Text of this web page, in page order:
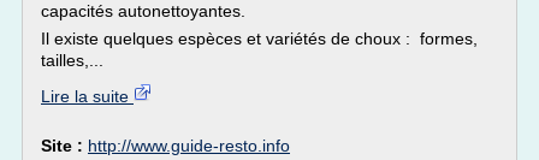
capacités autonettoyantes.
Il existe quelques espèces et variétés de choux : formes,
tailles,...
Lire la suite
Site : http://www.guide-resto.info